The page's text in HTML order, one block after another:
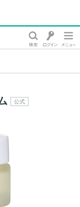
公式